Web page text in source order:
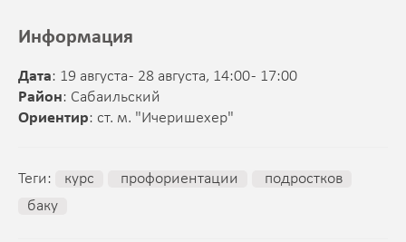
Информация
Дата: 19 августа - 28 августа, 14:00 - 17:00
Район: Сабаильский
Ориентир: ст. м. "Ичеришехер"
Теги: курс профориентации
подростков
баку